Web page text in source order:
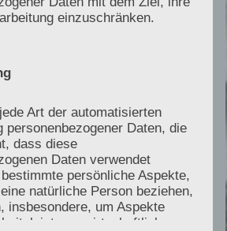
technischer Risiken im
Einordnung der
Perspektive eines
aus der Branche
Grundlage für weitere
und rechtliche Prüfungen
einzuschränken.
Art der automatisierten
personenbezogener Daten, die
dass diese
Daten verwendet
persönliche Aspekte,
natürliche Person beziehen,
insbesondere, um Aspekte
wirtschaftlicher